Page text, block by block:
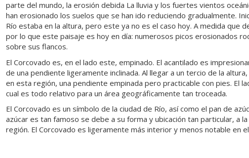
parte del mundo, la erosión debida La lluvia y los fuertes vientos
han erosionado los suelos que se han ido reduciendo gradualmente.
Río estaba en la altura, pero este ya no es el caso hoy. A medida que
por lo que este paisaje es hoy en día: numerosos picos erosionados
sobre sus flancos.
El Corcovado es, en el lado este, empinado. El acantilado es
de una pendiente ligeramente inclinada. Al llegar a un tercio de la
en esta región, una pendiente empinada pero practicable con pies. El
cual es todo relativo para un área geográficamente tan troceada.
El Corcovado es un símbolo de la ciudad de Río, así como el pan de
azúcar es tan famoso se debe a su forma y ubicación tan particular, a
región. El Corcovado es ligeramente más interior y menos notable en